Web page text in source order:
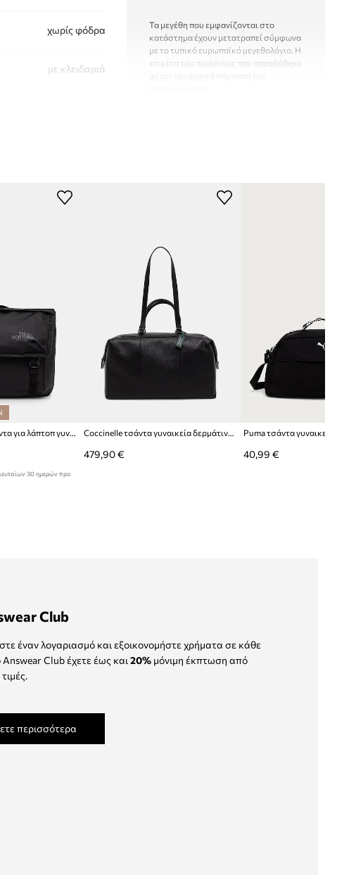
χωρίς φόδρα
με κλειδαριά
Τα μεγέθη που εμφανίζονται στο
κατάστημα έχουν μετατραπεί σύμφωνα
με το τυπικό ευρωπαϊκό μεγεθολόγιο. Η
ετικέτα του προϊόντος που παραδόθηκε
The North Face τσάντα για λάπτοπ γυναικεία Base Camp Voyager
30 ημερών προ
Coccinelle τσάντα γυναικεία δερμάτινη CAMPUS
479,90 €
Puma τσάντα γυναικεία
40,99 €
Club
έναν λογαριασμό και εξοικονομήστε χρήματα σε κάθε
Club έχετε έως και 20%μόνιμη έκπτωση από
περισσότερα